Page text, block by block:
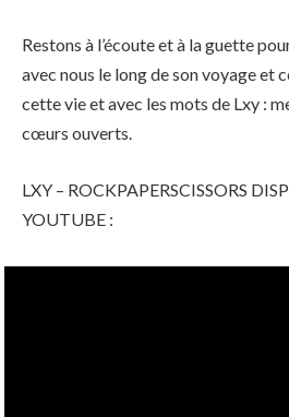
Restons à l’écoute et à la guette
avec nous le long de son voyage et
cette vie et avec les mots de Lxy :
cœurs ouverts.
LXY – ROCKPAPERSCISSORS
YOUTUBE :